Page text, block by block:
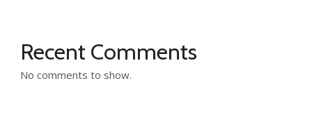
Recent Comments
No comments to show.